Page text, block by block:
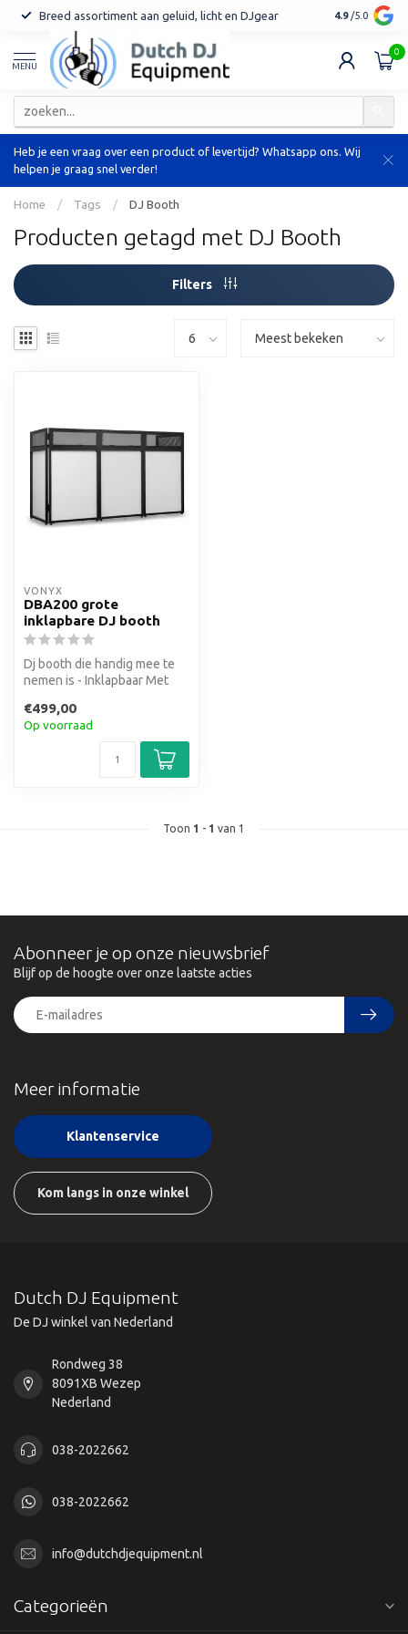
Breed assortiment aan geluid, licht en DJgear Tot 7 jaar
4.9 /5.0
MENU
0
Heb je een vraag over een product of levertijd? Whatsapp ons. Wij
helpen je graag snel verder!
Home / Tags / DJ Booth
Producten getagd met DJ Booth
Filters
VONYX
DBA200 grote
inklapbare DJ booth
Dj booth die handig mee te
nemen is - Inklapbaar Met
€499,00
Op voorraad
Toon 1 - 1 van 1
Meer informatie
Klantenservice
Kom langs in onze winkel
Abonneer je op onze nieuwsbrief
Blijf op de hoogte over onze laatste acties
Dutch DJ Equipment
De DJ winkel van Nederland
Rondweg 38
8091XB Wezep
Nederland
038-2022662
038-2022662
info@dutchdjequipment.nl
Categorieën